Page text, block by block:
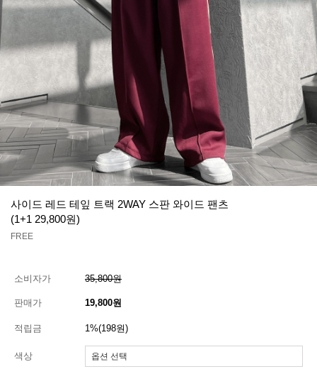
사이드 레드 테잎 트랙 2WAY 스판 와이드 팬츠
(1+1 29,800원)
FREE
소비자가 35,800원
판매가 19,800원
적립금 1%(198원)
색상